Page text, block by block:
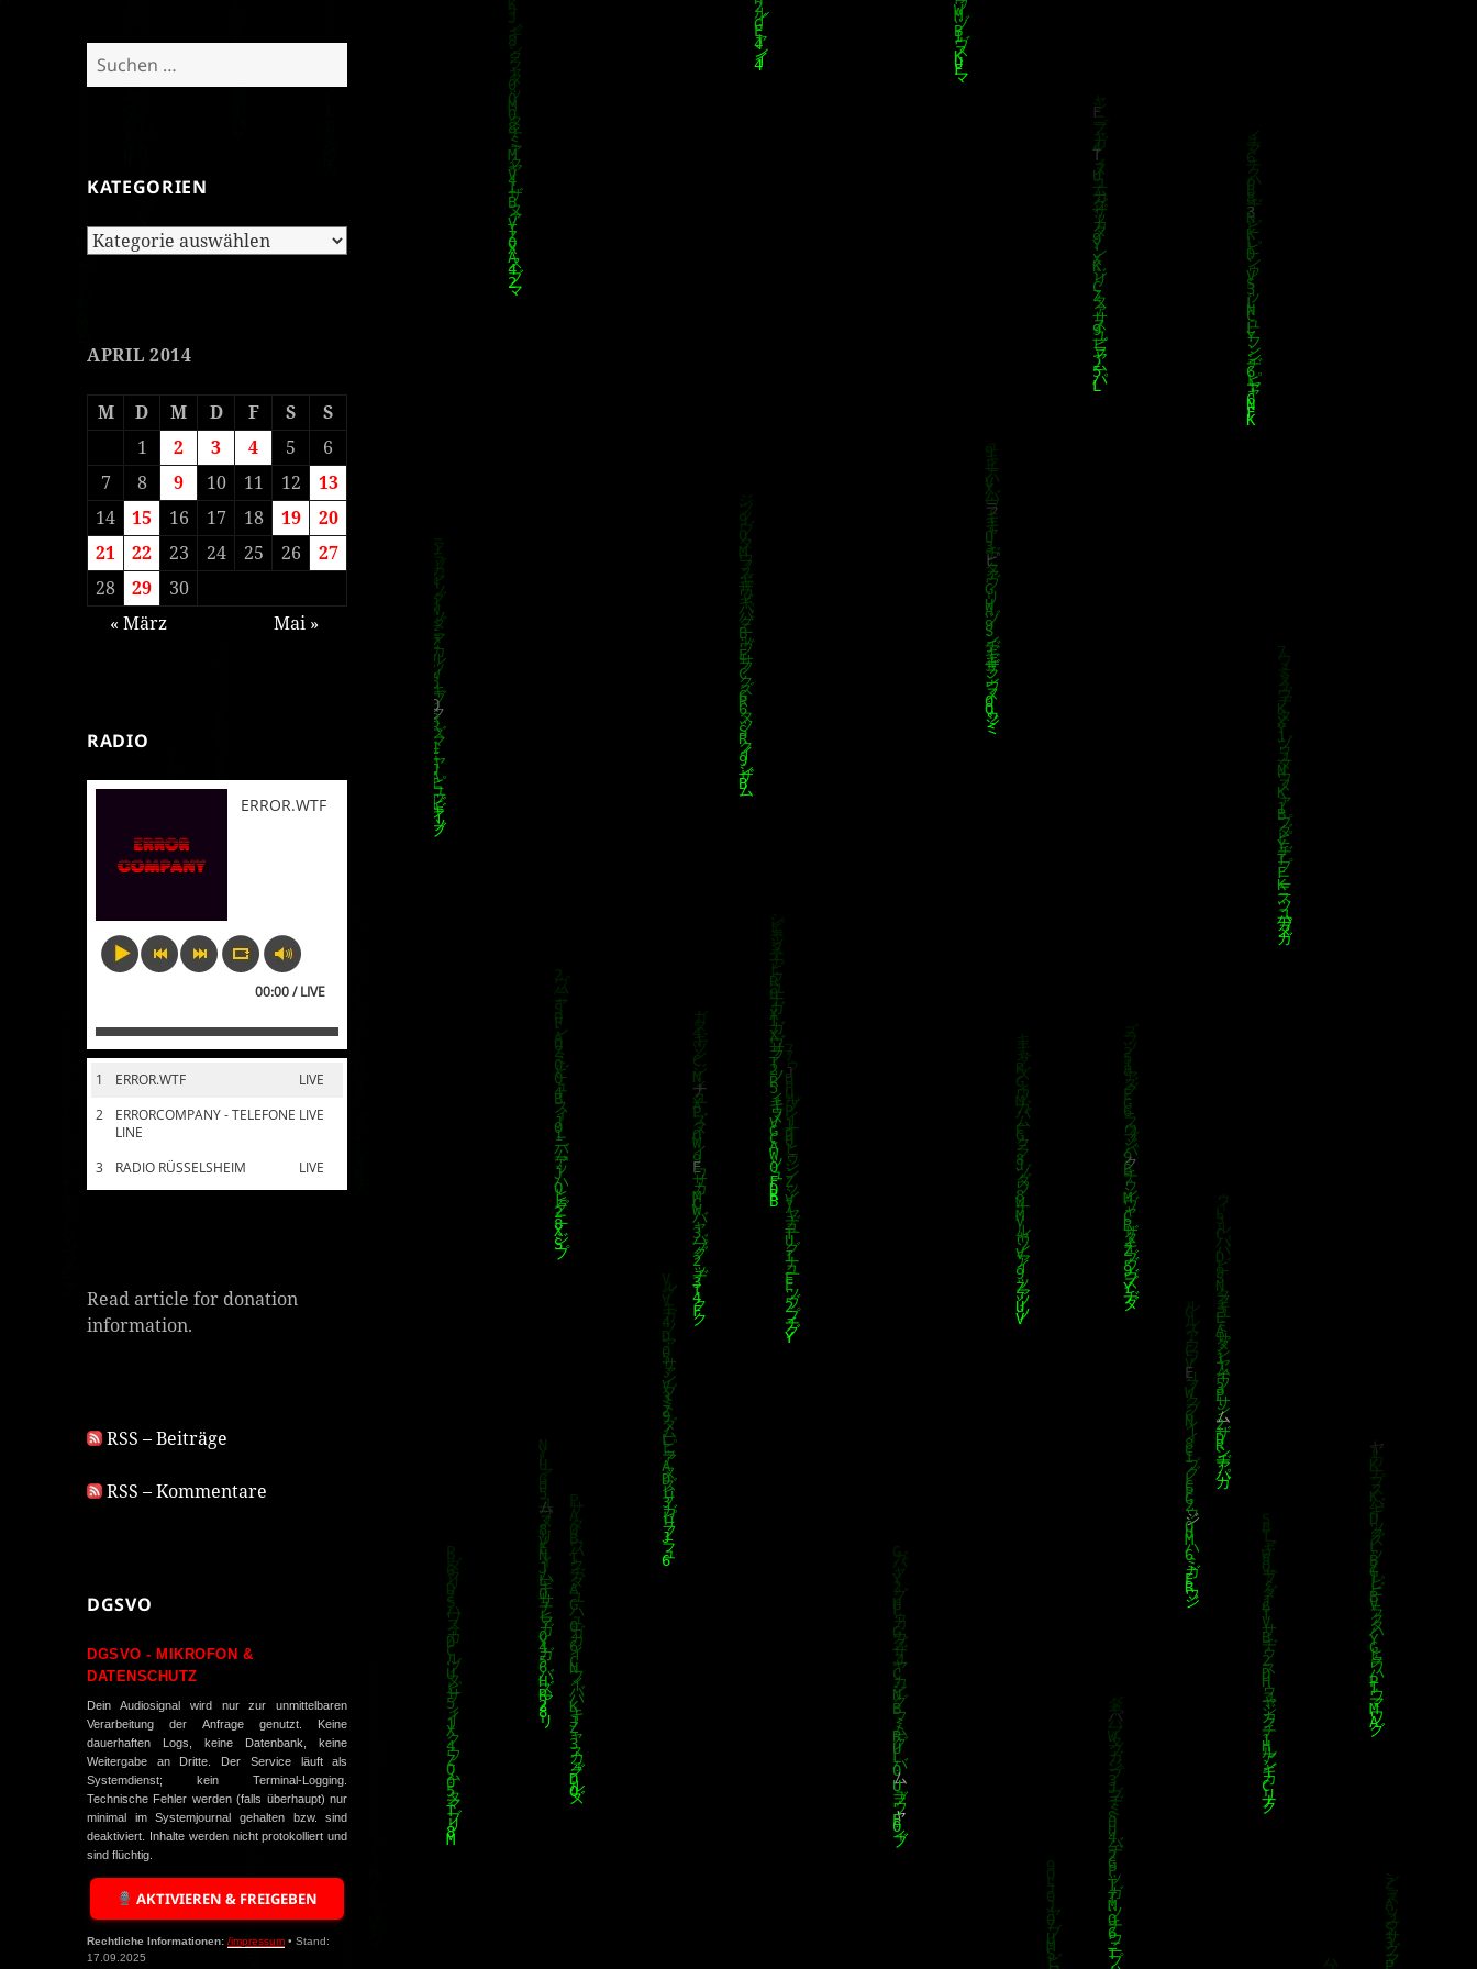
Suchen
nach:
KATEGORIEN
Kategorien
APRIL 2014
M D M D F S
S
1
2 3 4 5
6
7
8 9 10 11 12
13
14
15 16 17 18 19
20
21
22 23 24 25 26
27
28
29
30
« März
Mai »
RADIO
ERROR.WTF
00:00 / LIVE
1 LIVE
ERROR.WTF
2
LIVE
ERRORCOMPANY - TELEFONE
LINE
3
LIVE
RADIO RÜSSELSHEIM
Read article for donation
information.
RSS – Beiträge
RSS – Kommentare
DGSVO
DGSVO - MIKROFON &
DATENSCHUTZ
Dein Audiosignal wird nur zur unmittelbaren
Verarbeitung der Anfrage genutzt. Keine
dauerhaften Logs, keine Datenbank, keine
Weitergabe an Dritte. Der Service läuft als
Systemdienst; kein Terminal-Logging.
Technische Fehler werden (falls überhaupt) nur
minimal im Systemjournal gehalten bzw. sind
deaktiviert. Inhalte werden nicht protokolliert und
sind flüchtig.
AKTIVIEREN & FREIGEBEN
Rechtliche Informationen: /impressum • Stand:
17.09.2025